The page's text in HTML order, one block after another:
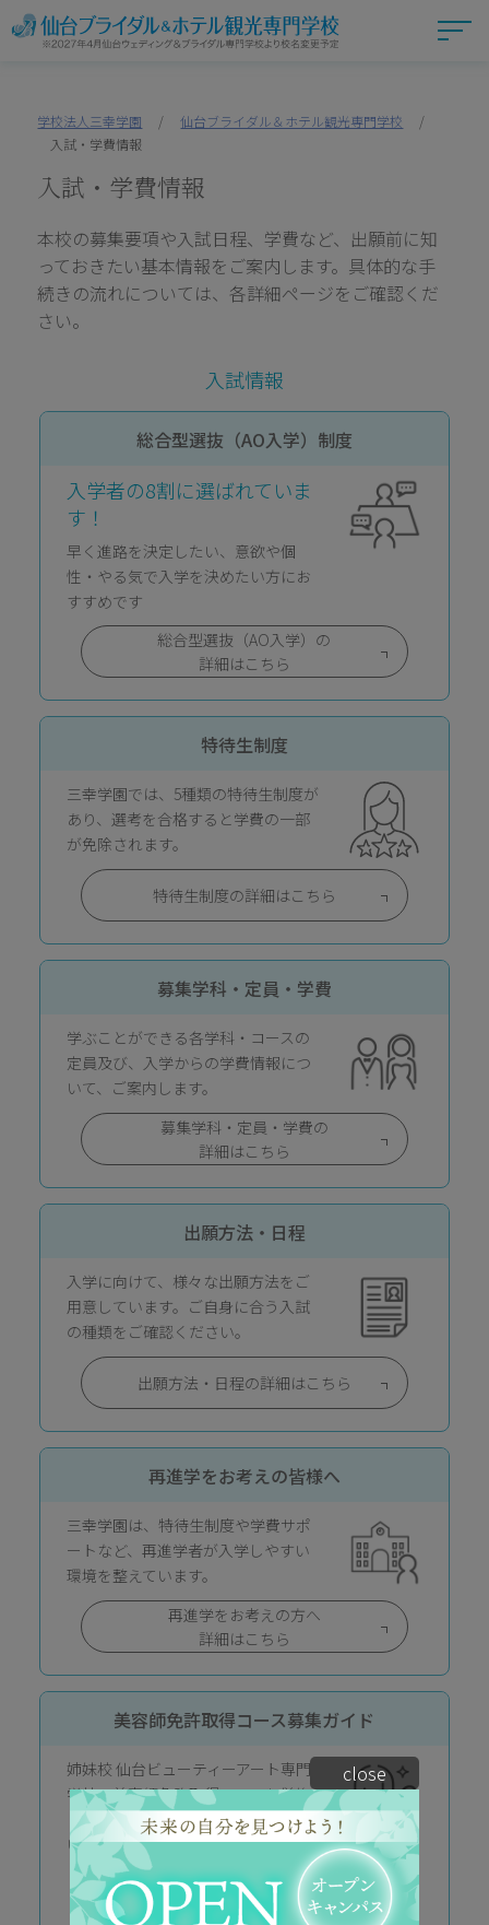
学校法人三幸学園 / 仙台ブライダル＆ホテル観光専門学校
/
入試・学費情報
入試・学費情報
本校の募集要項や入試日程、学費など、出願前に知
っておきたい基本情報をご案内します。具体的な手
続きの流れについては、各詳細ページをご確認くだ
さい。
入試情報
総合型選抜（AO入学）制度
入学者の8割に選ばれていま
す！
早く進路を決定したい、意欲や個
性・やる気で入学を決めたい方にお
すすめです
総合型選抜（AO入学）の
詳細はこちら
特待生制度
三幸学園では、5種類の特待生制度が
あり、選考を合格すると学費の一部
が免除されます。
特待生制度の詳細はこちら
募集学科・定員・学費
学ぶことができる各学科・コースの
定員及び、入学からの学費情報につ
いて、ご案内します。
募集学科・定員・学費の
詳細はこちら
出願方法・日程
入学に向けて、様々な出願方法をご
用意しています。ご自身に合う入試
の種類をご確認ください。
出願方法・日程の詳細はこちら
再進学をお考えの皆様へ
三幸学園は、特待生制度や学費サポ
ートなど、再進学者が入学しやすい
環境を整えています。
再進学をお考えの方へ
詳細はこちら
美容師免許取得コース募集ガイド
姉妹校 仙台ビューティーアート専門
学校の美容師免許取得コースを併修
したい方はこちらをご確認くださ
い。
募集ガイド・入学願書の
ダウンロードはこちら（PDF）
close